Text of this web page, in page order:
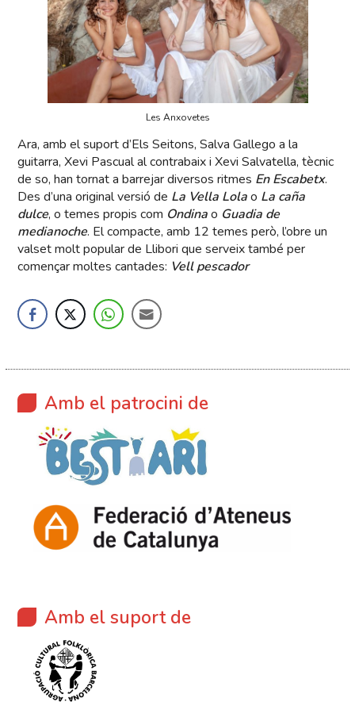
Les Anxovetes
Ara, amb el suport d’Els Seitons, Salva Gallego a la
guitarra, Xevi Pascual al contrabaix i Xevi Salvatella, tècnic
de so, han tornat a barrejar diversos ritmes En Escabetx.
Des d’una original versió de La Vella Lolao La caña
dulce, o temes propis com Ondinao Guadia de
medianoche. El compacte, amb 12 temes però, l’obre un
valset molt popular de Llibori que serveix també per
començar moltes cantades: Vell pescador
Amb el patrocini de
Amb el suport de